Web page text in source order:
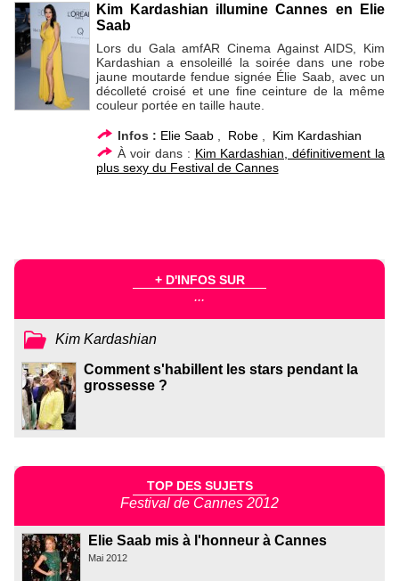
Kim Kardashian illumine Cannes en Elie
Saab
Lors du Gala amfAR Cinema Against AIDS, Kim
Kardashian a ensoleillé la soirée dans une robe
jaune moutarde fendue signée Élie Saab, avec un
décolleté croisé et une fine ceinture de la même
couleur portée en taille haute.
Infos : Elie Saab, Robe, Kim Kardashian
À voir dans : Kim Kardashian, définitivement la
plus sexy du Festival de Cannes
+ D'INFOS SUR
...
Kim Kardashian
Comment s'habillent les stars pendant la
grossesse ?
TOP DES SUJETS
Festival de Cannes 2012
Elie Saab mis à l'honneur à Cannes
Mai 2012